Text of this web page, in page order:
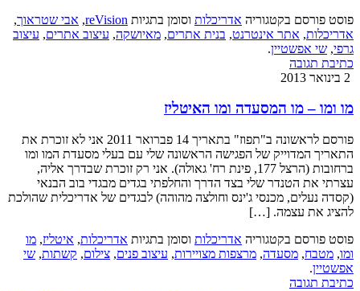
פוסט פורסם בקטגוריהאדריכלותוסומן בתגיותreVision
,אבי שטראוך,
אדריכלות,אתר אינטרנט,בנית אתרים,מאיושקה,עיצוב אתרים,עיצוב
גרפי,שי אפשטיין.
כתיבת תגובה
מו ומו – מו המסעדה ומו האיטליז
פורסם לראשונה ב"תפוז" בתאריך 14 פברואר 2011 אני לא זוכרת את
התאריך המדוייק של הפגישה הראשונה שלי עם בעלי מסעדת המו ומו
ברחובות (הרצל 177, פינת רח' גאולה). אני רק זוכרת שבדרך אליה,
עצרתי את הטנדר שלי בצד הדרך והחלפתי בגדים מבגדי בוב הבנאי
(קסדה נעלים, מכנסי ג'ינס וחולצה מהוהה) לבגדים של אדריכלית שהולכת
להציג את עצמה. […]
פוסט פורסם בקטגוריהאדריכלותוסומן בתגיותאדריכלות,איטליז,מו
ומו,מטבח,מסעדה,מרצפות מצויירות,עיצוב פנים,צילום,קשתות,שי
אפשטיין.
כתיבת תגובה